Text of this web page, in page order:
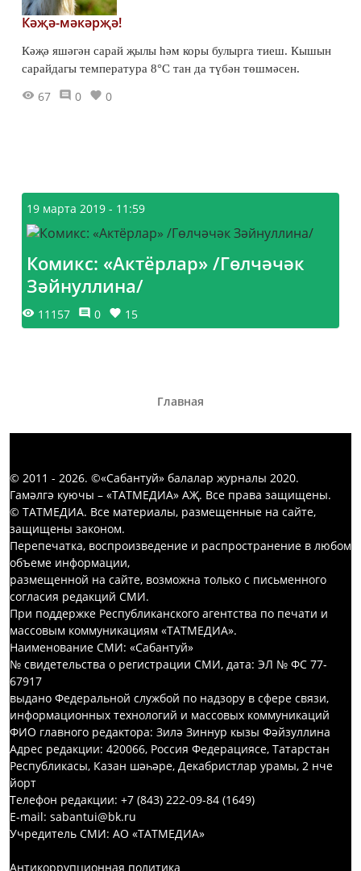
Кәҗә-мәкәрҗә!
Кәҗә яшәгән сарай җылы һәм коры булырга тиеш. Кышын
сарайдагы температура 8°С тан да түбән төшмәсен.
67 0 0
19 марта 2019 - 11:59
Комикс: «Актёрлар» /Гөлчәчәк
Зәйнуллина/
11157 0 15
Главная
© 2011 - 2026. ©«Сабантуй» балалар журналы 2020.
Гамәлгә куючы – «ТАТМЕДИА» АҖ. Все права защищены.
© ТАТМЕДИА. Все материалы, размещенные на сайте,
защищены законом.
Перепечатка, воспроизведение и распространение в любом
объеме информации,
размещенной на сайте, возможна только с письменного
согласия редакций СМИ.
При поддержке Республиканского агентства по печати и
массовым коммуникациям «ТАТМЕДИА».
Наименование СМИ: «Сабантуй»
№ свидетельства о регистрации СМИ, дата: ЭЛ № ФС 77-
67917
выдано Федеральной службой по надзору в сфере связи,
информационных технологий и массовых коммуникаций
ФИО главного редактора: Зилә Зиннур кызы Фәйзуллина
Адрес редакции: 420066, Россия Федерациясе, Татарстан
Республикасы, Казан шәһәре, Декабристлар урамы, 2 нче
йорт
Телефон редакции: +7 (843) 222-09-84 (1649)
E-mail: sabantui@bk.ru
Учредитель СМИ: АО «ТАТМЕДИА»
Антикоррупционная политика